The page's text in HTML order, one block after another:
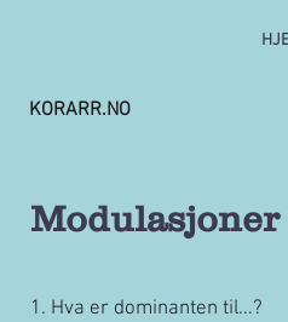
KORARR.NO
1. Hva er dominanten til...?